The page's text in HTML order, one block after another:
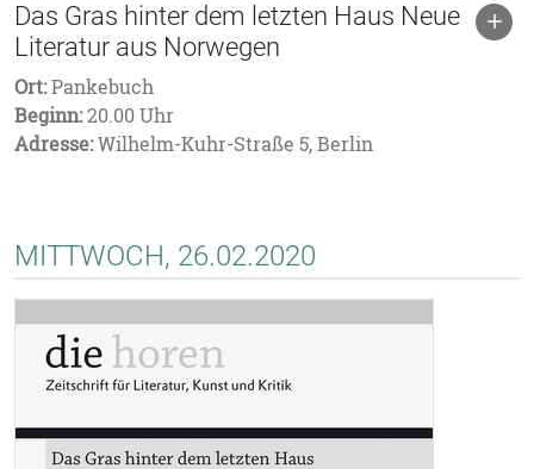
Das Gras hinter dem letzten Haus Neue
Literatur aus Norwegen
Ort:Pankebuch
Beginn:20.00 Uhr
Adresse:Wilhelm-Kuhr-Straße 5, Berlin
MITTWOCH, 26.02.2020